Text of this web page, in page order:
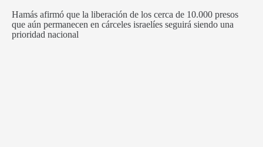
Hamás afirmó que la liberación de los cerca de 10.000 presos
que aún permanecen en cárceles israelíes seguirá siendo una
prioridad nacional